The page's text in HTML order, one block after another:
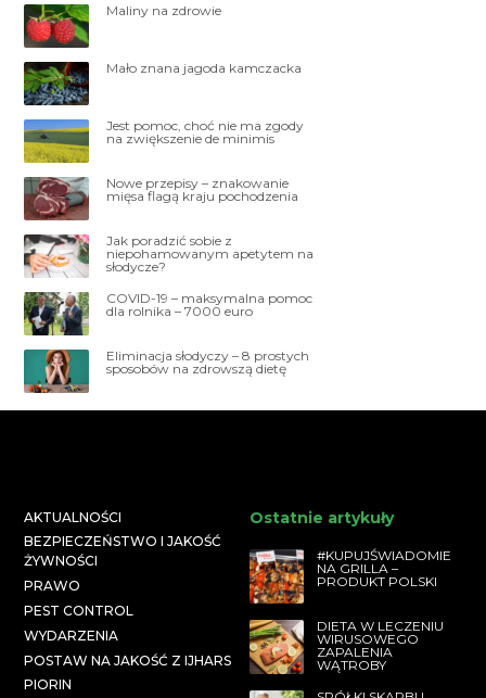
Maliny na zdrowie
Mało znana jagoda kamczacka
Jest pomoc, choć nie ma zgody
na zwiększenie de minimis
Nowe przepisy – znakowanie
mięsa flagą kraju pochodzenia
Jak poradzić sobie z
niepohamowanym apetytem na
słodycze?
COVID-19 – maksymalna pomoc
dla rolnika – 7000 euro
Eliminacja słodyczy – 8 prostych
sposobów na zdrowszą dietę
AKTUALNOŚCI
BEZPIECZEŃSTWO I JAKOŚĆ
ŻYWNOŚCI
PRAWO
PEST CONTROL
WYDARZENIA
POSTAW NA JAKOŚĆ Z IJHARS
PIORIN
Ostatnie artykuły
#KUPUJŚWIADOMIE
NA GRILLA –
PRODUKT POLSKI
DIETA W LECZENIU
WIRUSOWEGO
ZAPALENIA
WĄTROBY